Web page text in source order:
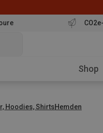
Shop
Hoodies, ShirtsHemden